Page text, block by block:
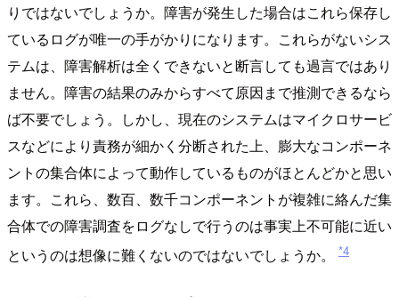
りではないでしょうか。障害が発生した場合はこれら保存し
ているログが唯一の手がかりになります。これらがないシス
テムは、障害解析は全くできないと断言しても過言ではあり
ません。障害の結果のみからすべて原因まで推測できるなら
ば不要でしょう。しかし、現在のシステムはマイクロサービ
スなどにより責務が細かく分断された上、膨大なコンポーネ
ントの集合体によって動作しているものがほとんどかと思い
ます。これら、数百、数千コンポーネントが複雑に絡んだ集
合体での障害調査をログなしで行うのは事実上不可能に近い
というのは想像に難くないのではないでしょうか。
*4